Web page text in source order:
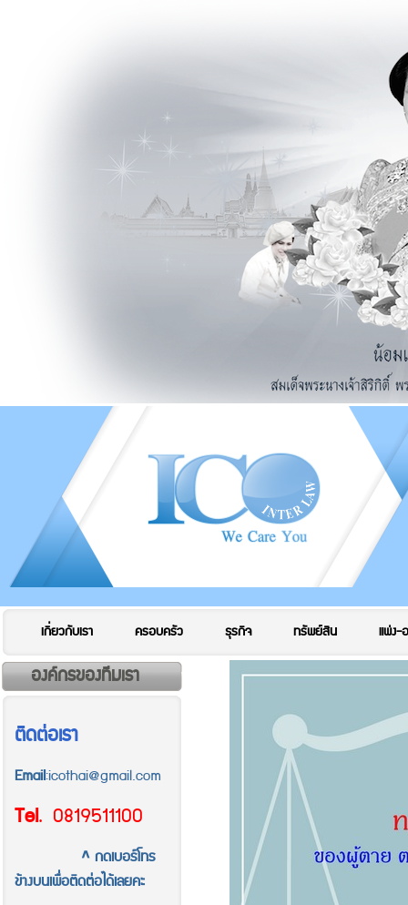
เกี่ยวกับเรา ครอบครัว ธุรกิจ ทรัพย์สิน แพ่ง-
องค์กรของทีมเรา
ติดต่อเรา
Email:icothai@gmail.com
Tel. 0819511100
^ กดเบอร์โทร
ข้างบนเพื่อติดต่อได้เลยคะ